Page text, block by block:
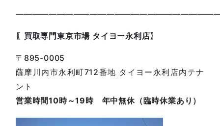
〖買取専門東京市場 タイヨー永利店〗
〒895-0005
薩摩川内市永利町712番地 タイヨー永利店内テナ
ント
営業時間10時～19時 年中無休（臨時休業あり）